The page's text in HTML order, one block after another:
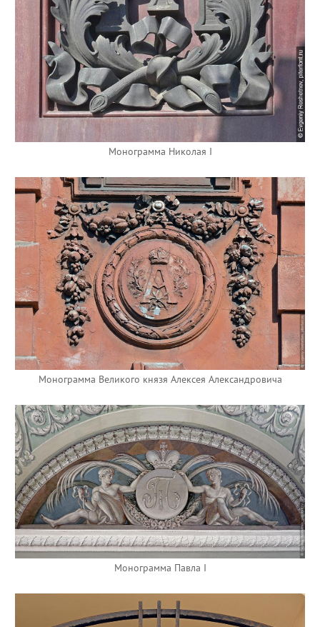
Монограмма Николая I
Монограмма Великого князя Алексея Александровича
Монограмма Павла I